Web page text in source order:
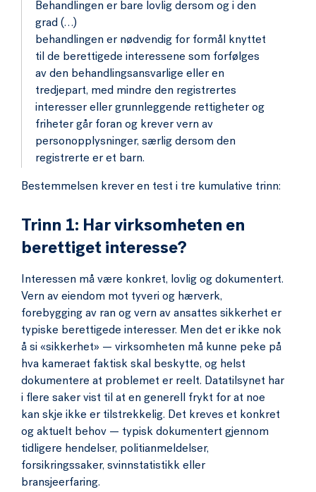
Behandlingen er bare lovlig dersom og i den
grad (…)
behandlingen er nødvendig for formål knyttet
til de berettigede interessene som forfølges
av den behandlingsansvarlige eller en
tredjepart, med mindre den registrertes
interesser eller grunnleggende rettigheter og
friheter går foran og krever vern av
personopplysninger, særlig dersom den
registrerte er et barn.
Bestemmelsen krever en test i tre kumulative trinn:
Trinn 1: Har virksomheten en
berettiget interesse?
Interessen må være konkret, lovlig og dokumentert.
Vern av eiendom mot tyveri og hærverk,
forebygging av ran og vern av ansattes sikkerhet er
typiske berettigede interesser. Men det er ikke nok
å si «sikkerhet» — virksomheten må kunne peke på
hva kameraet faktisk skal beskytte, og helst
dokumentere at problemet er reelt. Datatilsynet har
i flere saker vist til at en generell frykt for at noe
kan skje ikke er tilstrekkelig. Det kreves et konkret
og aktuelt behov — typisk dokumentert gjennom
tidligere hendelser, politianmeldelser,
forsikringssaker, svinnstatistikk eller
bransjeerfaring.